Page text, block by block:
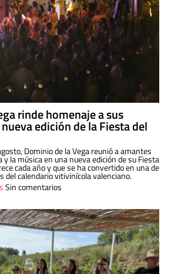
rinde homenaje a sus
edición de la Fiesta del
Dominio de la Vega reunió a amantes
la música en una nueva edición de su Fiesta
cada año y que se ha convertido en una de
del calendario vitivinícola valenciano.
Sin comentarios